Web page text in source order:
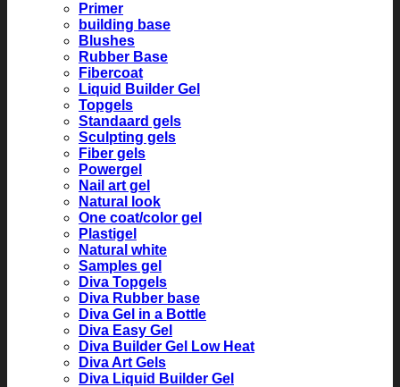
Primer
building base
Blushes
Rubber Base
Fibercoat
Liquid Builder Gel
Topgels
Standaard gels
Sculpting gels
Fiber gels
Powergel
Nail art gel
Natural look
One coat/color gel
Plastigel
Natural white
Samples gel
Diva Topgels
Diva Rubber base
Diva Gel in a Bottle
Diva Easy Gel
Diva Builder Gel Low Heat
Diva Art Gels
Diva Liquid Builder Gel